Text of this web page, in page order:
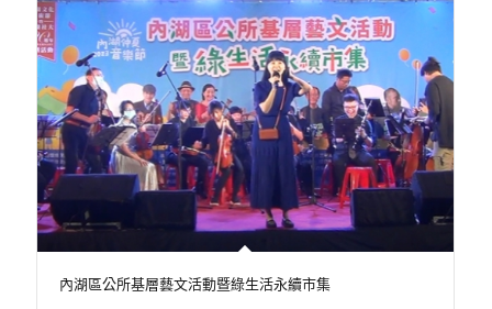
內湖區公所基層藝文活動暨綠生活永續市集